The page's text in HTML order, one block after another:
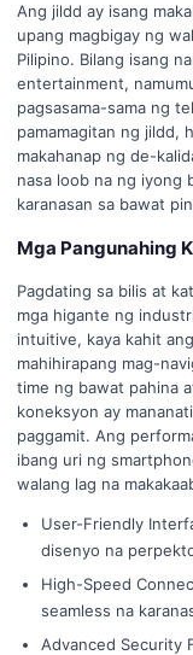
Ang jildd ay isang
upang magbigay ng
Pilipino. Bilang isang
entertainment,
pagsasama-sama ng
pamamagitan ng jildd,
makahanap ng de-
nasa loob na ng iyong
karanasan sa bawat
Mga Pangunahing
Pagdating sa bilis at
mga higante ng
intuitive, kaya kahit
mahihirapang mag-
time ng bawat pahina
koneksyon ay
paggamit. Ang
ibang uri ng
walang lag na
User-Friendly
disenyo na
High-Speed
seamless na
Advanced Security